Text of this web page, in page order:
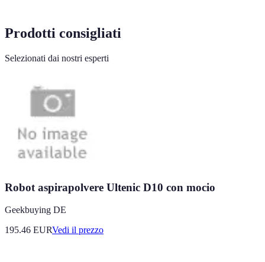
Prodotti consigliati
Selezionati dai nostri esperti
Robot aspirapolvere Ultenic D10 con mocio
Geekbuying DE
195.46 EURVedi il prezzo